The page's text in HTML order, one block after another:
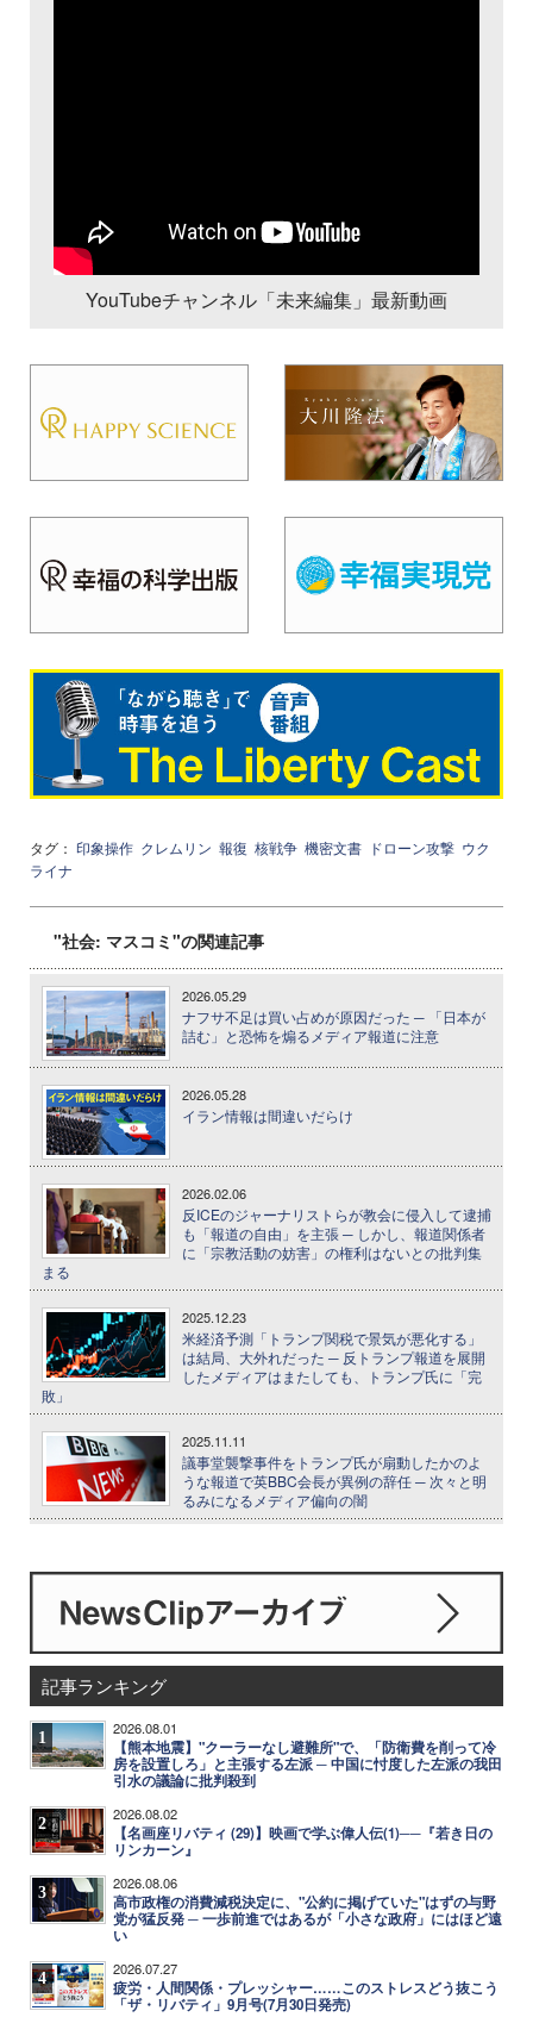
YouTubeチャンネル「未来編集」最新動画
タグ： 印象操作 クレムリン 報復 核戦争 機密文書 ドローン攻撃 ウク
ライナ
"社会: マスコミ"の関連記事
2026.05.29
ナフサ不足は買い占めが原因だった ─ 「日本が
詰む」と恐怖を煽るメディア報道に注意
2026.05.28
イラン情報は間違いだらけ
2026.02.06
反ICEのジャーナリストらが教会に侵入して逮捕
も「報道の自由」を主張 ─ しかし、報道関係者
に「宗教活動の妨害」の権利はないとの批判集
まる
2025.12.23
米経済予測「トランプ関税で景気が悪化する」
は結局、大外れだった ─ 反トランプ報道を展開
したメディアはまたしても、トランプ氏に「完
敗」
2025.11.11
議事堂襲撃事件をトランプ氏が扇動したかのよ
うな報道で英BBC会長が異例の辞任 ─ 次々と明
るみになるメディア偏向の闇
記事ランキング
1 2026.08.01
【熊本地震】"クーラーなし避難所"で、「防衛費を削って冷
房を設置しろ」と主張する左派 ─ 中国に忖度した左派の我田
引水の議論に批判殺到
2 2026.08.02
【名画座リバティ (29)】映画で学ぶ偉人伝(1)──『若き日の
リンカーン』
3 2026.08.06
高市政権の消費減税決定に、"公約に掲げていた"はずの与野
党が猛反発 ─ 一歩前進ではあるが「小さな政府」にはほど遠
い
4 2026.07.27
疲労・人間関係・プレッシャー……このストレスどう抜こう
「ザ・リバティ」9月号(7月30日発売)